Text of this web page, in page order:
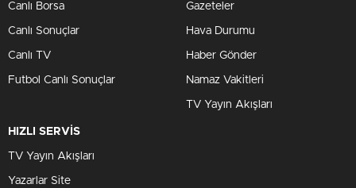
Canlı Borsa
Canlı Sonuçlar
Canlı TV
Futbol Canlı Sonuçlar
Gazeteler
Hava Durumu
Haber Gönder
Namaz Vakitleri
TV Yayın Akışları
HIZLI SERVİS
TV Yayın Akışları
Yazarlar Site